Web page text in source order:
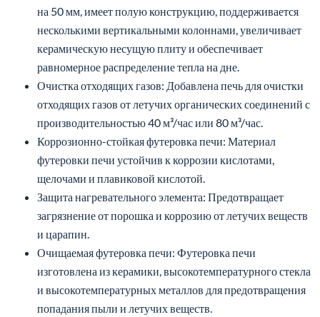
на 50 мм, имеет полую конструкцию, поддерживается
несколькими вертикальными колоннами, увеличивает
керамическую несущую плиту и обеспечивает
равномерное распределение тепла на дне.
Очистка отходящих газов: Добавлена печь для очистки
отходящих газов от летучих органических соединений с
производительностью 40 м³/час или 80 м³/час.
Коррозионно-стойкая футеровка печи: Материал
футеровки печи устойчив к коррозии кислотами,
щелочами и плавиковой кислотой.
Защита нагревательного элемента: Предотвращает
загрязнение от порошка и коррозию от летучих веществ
и царапин.
Очищаемая футеровка печи: Футеровка печи
изготовлена из керамики, высокотемпературного стекла
и высокотемпературных металлов для предотвращения
попадания пыли и летучих веществ.